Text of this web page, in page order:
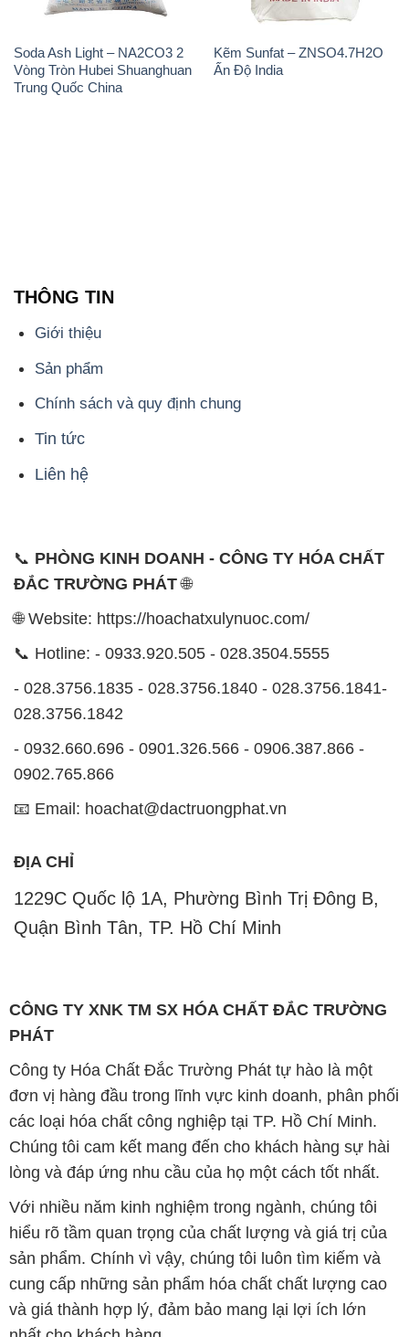
Soda Ash Light – NA2CO3 2
Vòng Tròn Hubei Shuanghuan
Trung Quốc China
Kẽm Sunfat – ZNSO4.7H2O
Ấn Độ India
THÔNG TIN
Giới thiệu
Sản phẩm
Chính sách và quy định chung
Tin tức
Liên hệ
📞 PHÒNG KINH DOANH - CÔNG TY HÓA CHẤT
ĐẮC TRƯỜNG PHÁT🌐
🌐 Website: https://hoachatxulynuoc.com/
📞 Hotline: - 0933.920.505 - 028.3504.5555
- 028.3756.1835 - 028.3756.1840 - 028.3756.1841-
028.3756.1842
- 0932.660.696 - 0901.326.566 - 0906.387.866 -
0902.765.866
📧 Email: hoachat@dactruongphat.vn
ĐỊA CHỈ
1229C Quốc lộ 1A, Phường Bình Trị Đông B,
Quận Bình Tân, TP. Hồ Chí Minh
CÔNG TY XNK TM SX HÓA CHẤT ĐẮC TRƯỜNG
PHÁT
Công ty Hóa Chất Đắc Trường Phát tự hào là một
đơn vị hàng đầu trong lĩnh vực kinh doanh, phân phối
các loại hóa chất công nghiệp tại TP. Hồ Chí Minh.
Chúng tôi cam kết mang đến cho khách hàng sự hài
lòng và đáp ứng nhu cầu của họ một cách tốt nhất.
Với nhiều năm kinh nghiệm trong ngành, chúng tôi
hiểu rõ tầm quan trọng của chất lượng và giá trị của
sản phẩm. Chính vì vậy, chúng tôi luôn tìm kiếm và
cung cấp những sản phẩm hóa chất chất lượng cao
và giá thành hợp lý, đảm bảo mang lại lợi ích lớn